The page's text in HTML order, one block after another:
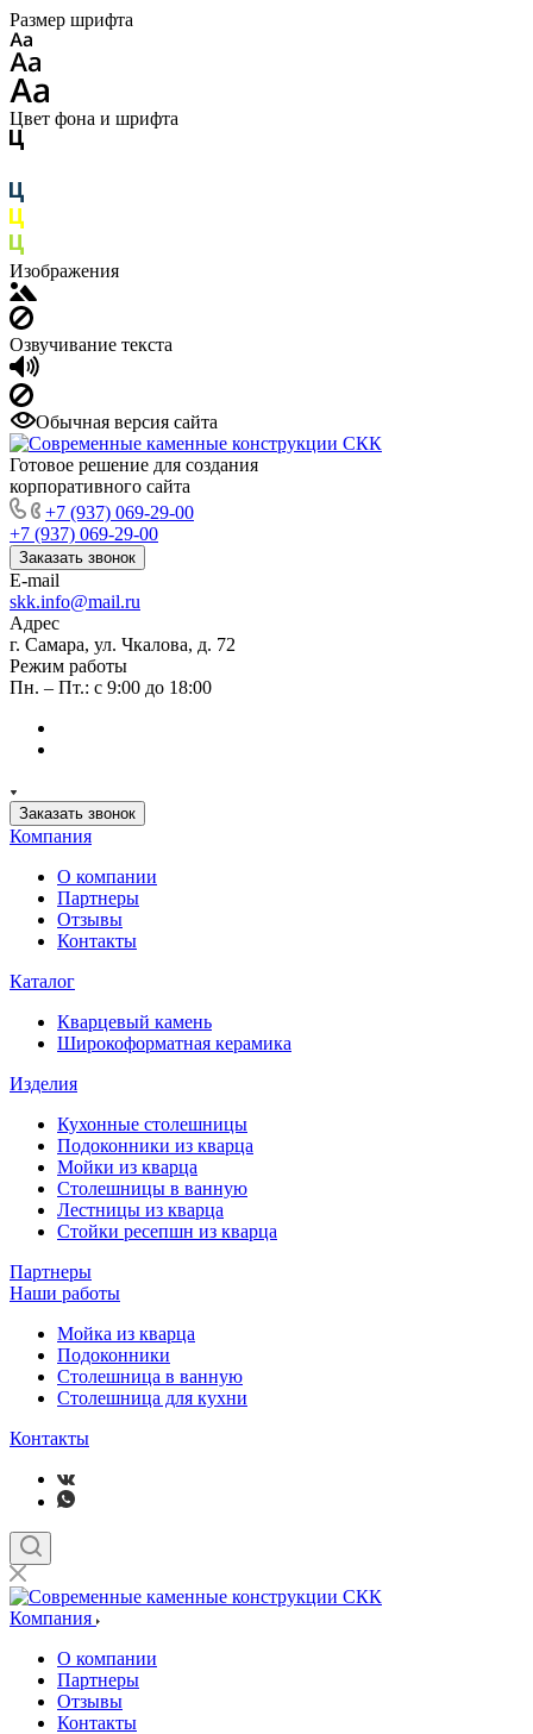
Размер шрифта
Цвет фона и шрифта
Изображения
Озвучивание текста
Обычная версия сайта
Готовое решение для создания
корпоративного сайта
+7 (937) 069-29-00
+7 (937) 069-29-00
Заказать звонок
E-mail
skk.info@mail.ru
Адрес
г. Самара, ул. Чкалова, д. 72
Режим работы
Пн. – Пт.: с 9:00 до 18:00
Заказать звонок
Компания
О компании
Партнеры
Отзывы
Контакты
Каталог
Кварцевый камень
Широкоформатная керамика
Изделия
Кухонные столешницы
Подоконники из кварца
Мойки из кварца
Столешницы в ванную
Лестницы из кварца
Стойки ресепшн из кварца
Партнеры
Наши работы
Мойка из кварца
Подоконники
Столешница в ванную
Столешница для кухни
Контакты
Компания
О компании
Партнеры
Отзывы
Контакты